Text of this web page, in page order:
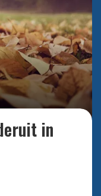
Bekijk alle foto's
in